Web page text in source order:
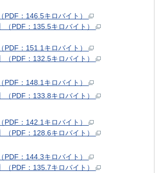
PDF：146.5キロバイト）
（PDF：135.5キロバイト）
PDF：151.1キロバイト）
（PDF：132.5キロバイト）
PDF：148.1キロバイト）
（PDF：133.8キロバイト）
PDF：142.1キロバイト）
（PDF：128.6キロバイト）
PDF：144.3キロバイト）
（PDF：135.7キロバイト）